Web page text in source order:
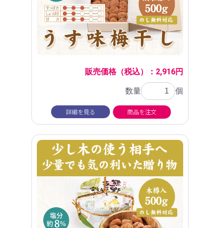
販売価格（税込）：2,916円
数量 個
詳細を見る 商品を注文